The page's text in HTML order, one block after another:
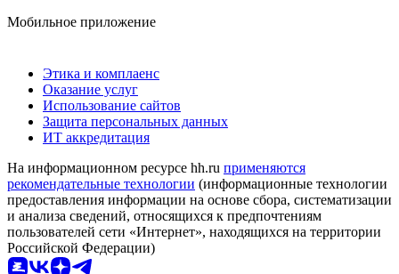
Мобильное приложение
Этика и комплаенс
Оказание услуг
Использование сайтов
Защита персональных данных
ИТ аккредитация
На информационном ресурсе hh.ru применяются
рекомендательные технологии (информационные технологии
предоставления информации на основе сбора, систематизации
и анализа сведений, относящихся к предпочтениям
пользователей сети «Интернет», находящихся на территории
Российской Федерации)